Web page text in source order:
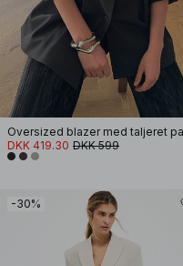
DKK 419.30 DKK 599
-30%